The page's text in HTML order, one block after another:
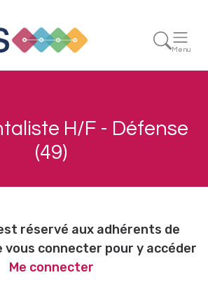
Menu
H/F - Défense
(49)
réservé aux adhérents de
vous connecter pour y accéder
Me connecter